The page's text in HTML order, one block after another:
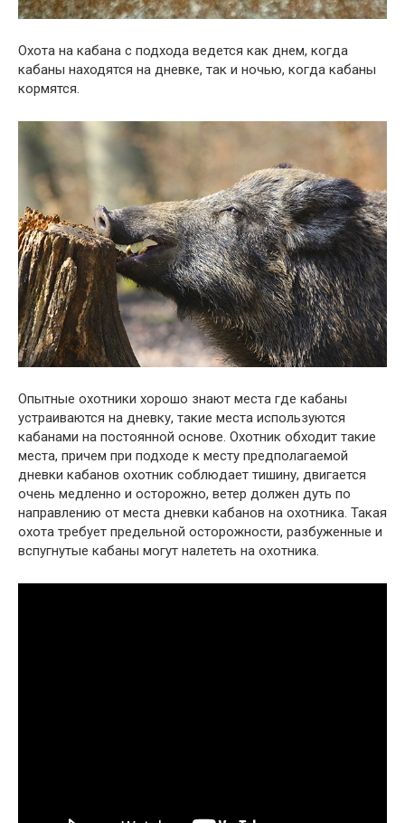
Охота на кабана с подхода ведется как днем, когда
кабаны находятся на дневке, так и ночью, когда кабаны
кормятся.
Опытные охотники хорошо знают места где кабаны
устраиваются на дневку, такие места используются
кабанами на постоянной основе. Охотник обходит такие
места, причем при подходе к месту предполагаемой
дневки кабанов охотник соблюдает тишину, двигается
очень медленно и осторожно, ветер должен дуть по
направлению от места дневки кабанов на охотника. Такая
охота требует предельной осторожности, разбуженные и
вспугнутые кабаны могут налететь на охотника.